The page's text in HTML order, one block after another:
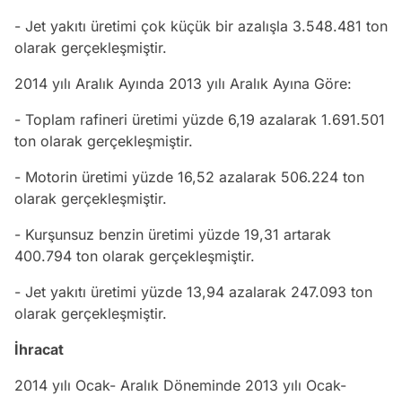
- Jet yakıtı üretimi çok küçük bir azalışla 3.548.481 ton
olarak gerçekleşmiştir.
2014 yılı Aralık Ayında 2013 yılı Aralık Ayına Göre:
- Toplam rafineri üretimi yüzde 6,19 azalarak 1.691.501
ton olarak gerçekleşmiştir.
- Motorin üretimi yüzde 16,52 azalarak 506.224 ton
olarak gerçekleşmiştir.
- Kurşunsuz benzin üretimi yüzde 19,31 artarak
400.794 ton olarak gerçekleşmiştir.
- Jet yakıtı üretimi yüzde 13,94 azalarak 247.093 ton
olarak gerçekleşmiştir.
İhracat
2014 yılı Ocak- Aralık Döneminde 2013 yılı Ocak-